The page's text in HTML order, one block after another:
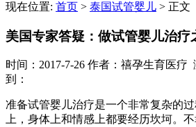
现在位置: 首页 > 泰国试管婴儿 > 正文
美国专家答疑：做试管婴儿治疗
时间：2017-7-26 作者：禧孕生育医疗
到：
准备试管婴儿治疗是一个非常复杂的
上，身体上和情感上都要经历坎坷。